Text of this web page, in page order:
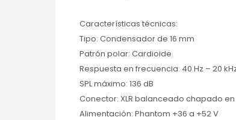
Características técnicas:
Tipo: Condensador de 16 mm
Patrón polar: Cardioide
Respuesta en frecuencia: 40 Hz – 20
SPL máximo: 136 dB
Conector: XLR balanceado chapado
Alimentación: Phantom +36 a +52 V